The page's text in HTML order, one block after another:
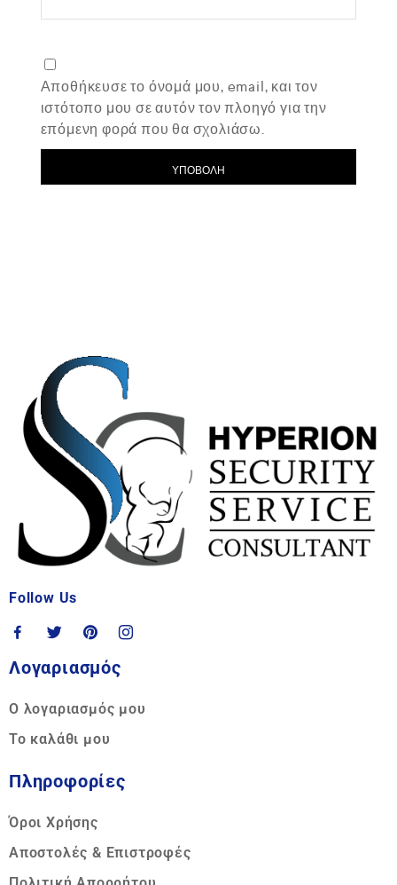
Αποθήκευσε το όνομά μου, email, και τον
ιστότοπο μου σε αυτόν τον πλοηγό για την
επόμενη φορά που θα σχολιάσω.
Follow Us
Λογαριασμός
Ο λογαριασμός μου
Το καλάθι μου
Πληροφορίες
Όροι Χρήσης
Αποστολές & Επιστροφές